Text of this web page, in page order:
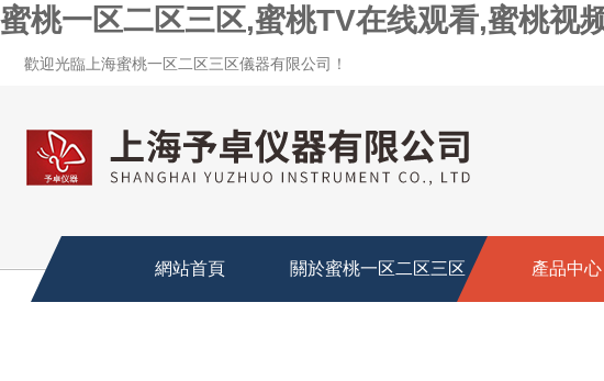
蜜桃一区二区三区,蜜桃TV在线观看,蜜桃视
歡迎光臨上海蜜桃一区二区三区儀器有限公司！
網站首頁 關於蜜桃一区二区三区 產品中心